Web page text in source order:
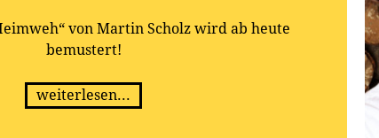
von Martin Scholz wird ab heute
bemustert!
weiterlesen...